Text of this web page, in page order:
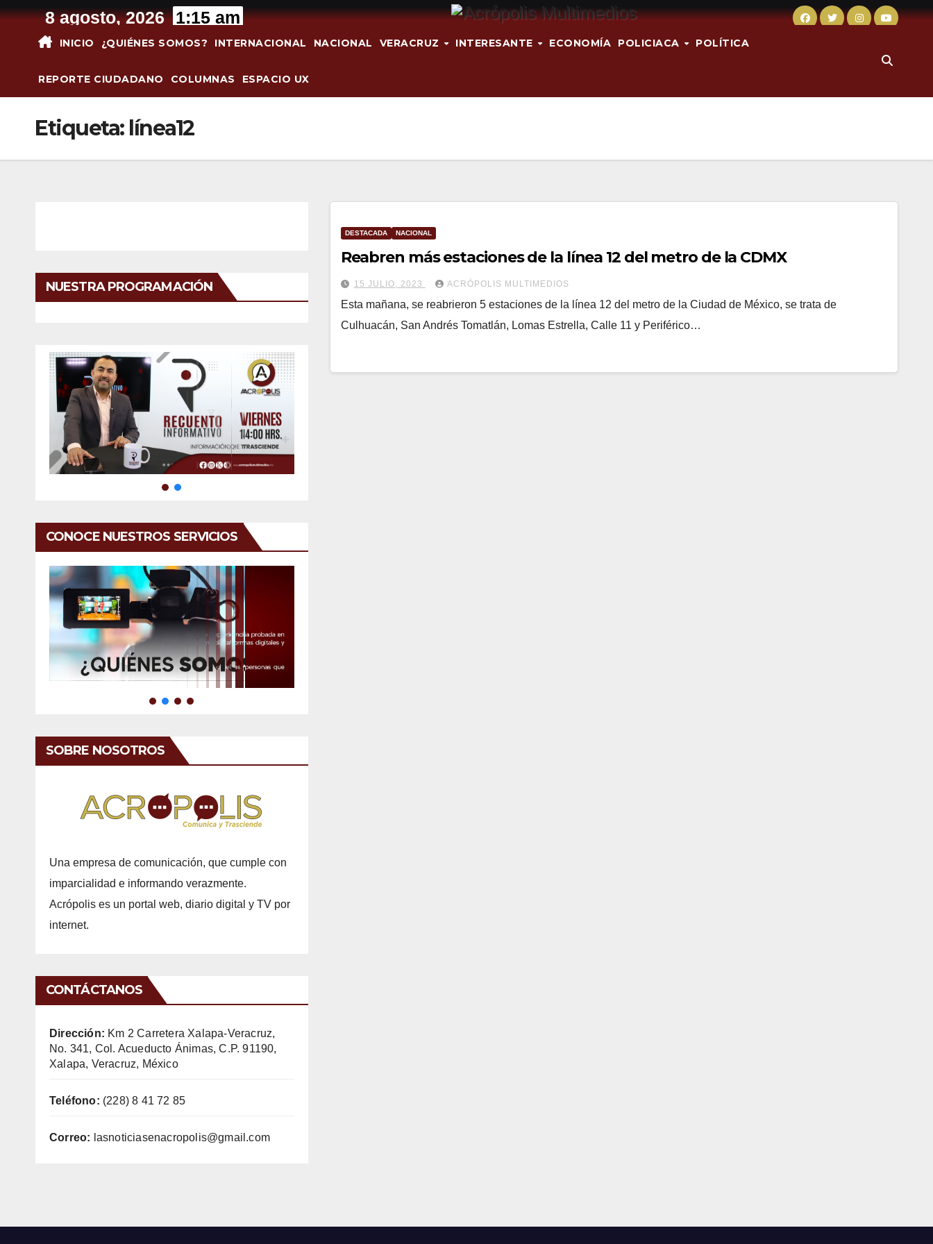
Saltar
contenido
8 agosto, 2026 1:15 am
INICIO ¿QUIÉNES SOMOS? INTERNACIONAL NACIONAL VERACRUZ INTERESANTE ECONOMÍA POLICIACA POLÍTICA
REPORTE CIUDADANO COLUMNAS ESPACIO UX
Etiqueta: línea12
NUESTRA PROGRAMACIÓN
CONOCE NUESTROS SERVICIOS
SOBRE NOSOTROS
Una empresa de comunicación, que cumple con
imparcialidad e informando verazmente.
Acrópolis es un portal web, diario digital y TV por
internet.
CONTÁCTANOS
Dirección: Km 2 Carretera Xalapa-Veracruz,
No. 341, Col. Acueducto Ánimas, C.P. 91190,
Xalapa, Veracruz, México
Teléfono: (228) 8 41 72 85
Correo: lasnoticiasenacropolis@gmail.com
DESTACADA NACIONAL
Reabren más estaciones de la línea 12 del metro de la CDMX
15 JULIO, 2023 ACRÓPOLIS MULTIMEDIOS
Esta mañana, se reabrieron 5 estaciones de la línea 12 del metro de la Ciudad de México, se trata de
Culhuacán, San Andrés Tomatlán, Lomas Estrella, Calle 11 y Periférico…